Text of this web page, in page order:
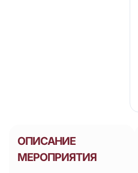
ОПИСАНИЕ
МЕРОПРИЯТИЯ